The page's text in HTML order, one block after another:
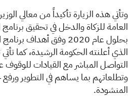
وتأتي هذه الزيارة تأكيداً من معالي
العامة للزكاة والدخل في تحقيق
الذي أعلنته الحكومة الرشيدة، كما
التواصل المباشر مع القيادات للوقوف
وتطلعاتهم بما يساهم في التطوير ورفع
المنشودة.